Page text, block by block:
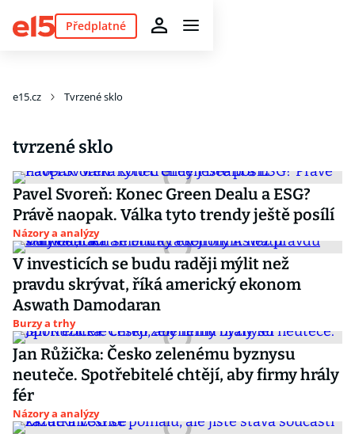
Předplatné
e15.cz Tvrzené sklo
tvrzené sklo
Pavel Svoreň: Konec Green Dealu a ESG?
Právě naopak. Válka tyto trendy ještě posílí
Názory a analýzy
V investicích se budu raději mýlit než
pravdu skrývat, říká americký ekonom
Aswath Damodaran
Burzy a trhy
Jan Růžička: Česko zelenému byznysu
neuteče. Spotřebitelé chtějí, aby firmy hrály
fér
Názory a analýzy